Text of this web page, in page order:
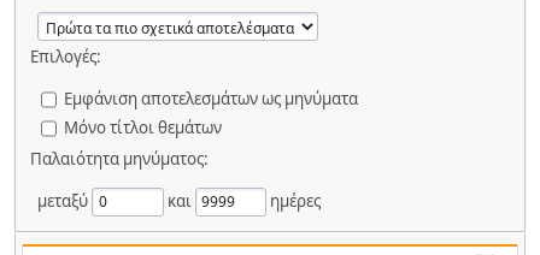
Επιλογές:
Εμφάνιση αποτελεσμάτων ως μηνύματα
Μόνο τίτλοι θεμάτων
Παλαιότητα μηνύματος:
μεταξύ
και ημέρες